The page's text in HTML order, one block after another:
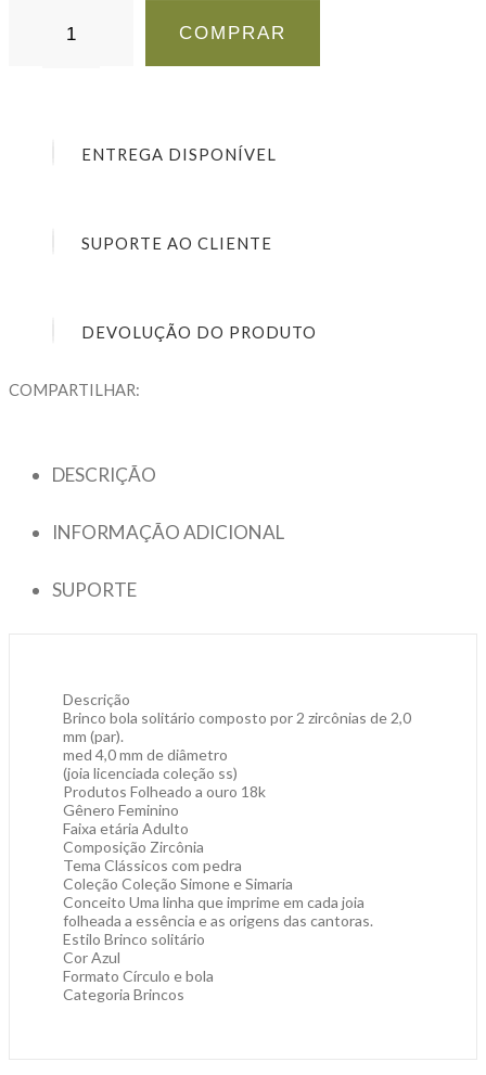
COMPRAR
ENTREGA DISPONÍVEL
SUPORTE AO CLIENTE
DEVOLUÇÃO DO PRODUTO
COMPARTILHAR:
DESCRIÇÃO
INFORMAÇÃO ADICIONAL
SUPORTE
Descrição
Brinco bola solitário composto por 2 zircônias de 2,0
mm (par).
med 4,0 mm de diâmetro
(joia licenciada coleção ss)
Produtos Folheado a ouro 18k
Gênero Feminino
Faixa etária Adulto
Composição Zircônia
Tema Clássicos com pedra
Coleção Coleção Simone e Simaria
Conceito Uma linha que imprime em cada joia
folheada a essência e as origens das cantoras.
Estilo Brinco solitário
Cor Azul
Formato Círculo e bola
Categoria Brincos